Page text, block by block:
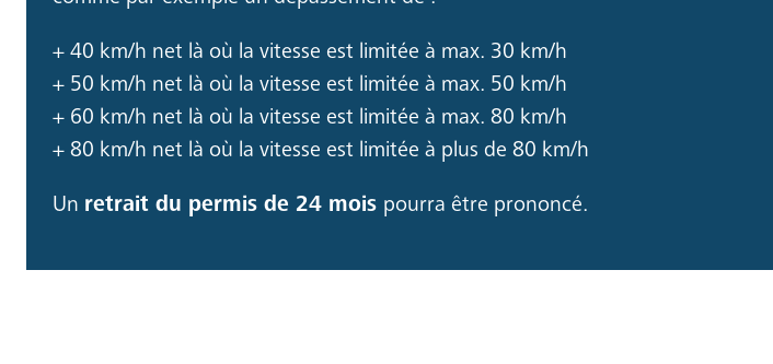
+ 40 km/h net là où la vitesse est limitée à max. 30 km/h
+ 50 km/h net là où la vitesse est limitée à max. 50 km/h
+ 60 km/h net là où la vitesse est limitée à max. 80 km/h
+ 80 km/h net là où la vitesse est limitée à plus de 80 km/h
Un retrait du permis de 24 mois pourra être prononcé.